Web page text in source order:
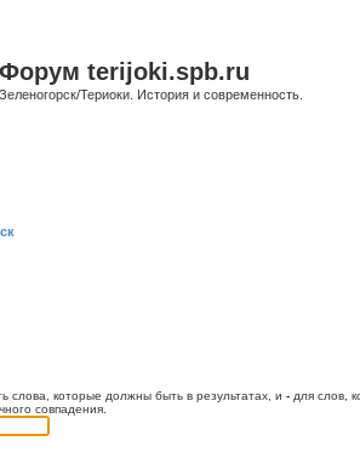
Форум terijoki.spb.ru
Зеленогорск/Териоки. История и современность.
слова, которые должны быть в результатах, и - для слов,
совпадения.